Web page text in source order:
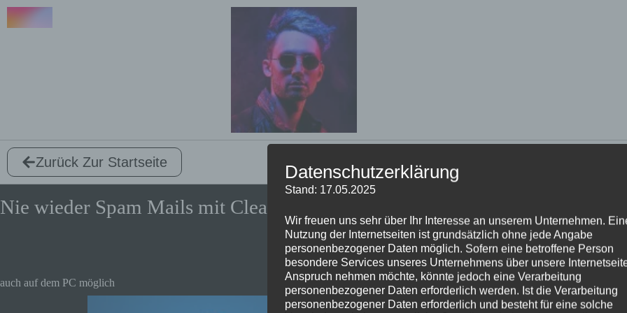
Zurück Zur Startseite
Nie wieder Spam Mails mit Cleanfox
auch auf dem PC möglich
Datenschutzerklärung
Stand: 17.05.2025
Wir freuen uns sehr über Ihr Interesse an unserem Unternehmen.
Nutzung der Internetseiten ist grundsätzlich ohne jede Angabe
personenbezogener Daten möglich. Sofern eine betroffene Person
besondere Services unseres Unternehmens über unsere
Anspruch nehmen möchte, könnte jedoch eine Verarbeitung
personenbezogener Daten erforderlich werden. Ist die Verarbeitung
personenbezogener Daten erforderlich und besteht für eine solche